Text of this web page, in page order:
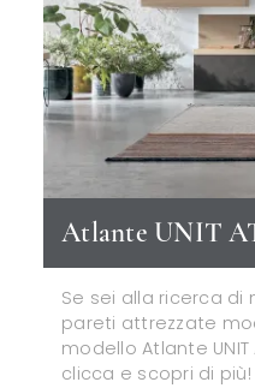
Atlante UNIT
Se sei alla ricerca di
pareti attrezzate
modello Atlante UNIT
clicca e scopri di più!